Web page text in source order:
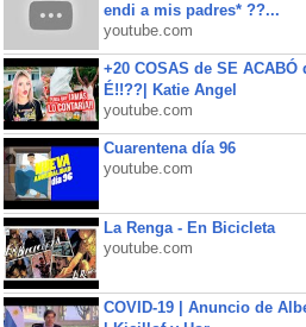
endi a mis padres* ??...
youtube.com
+20 COSAS de SE ACABÓ
É!!??| Katie Angel
youtube.com
Cuarentena día 96
youtube.com
La Renga - En Bicicleta
youtube.com
COVID-19 | Anuncio de